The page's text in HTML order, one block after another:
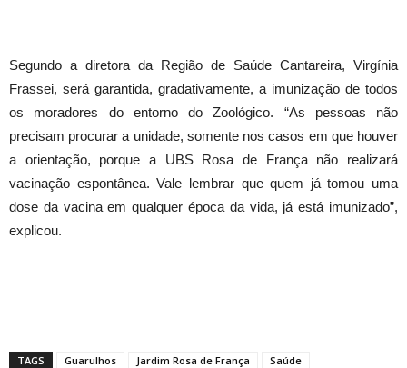
Segundo a diretora da Região de Saúde Cantareira, Virgínia
Frassei, será garantida, gradativamente, a imunização de todos
os moradores do entorno do Zoológico. “As pessoas não
precisam procurar a unidade, somente nos casos em que houver
a orientação, porque a UBS Rosa de França não realizará
vacinação espontânea. Vale lembrar que quem já tomou uma
dose da vacina em qualquer época da vida, já está imunizado”,
explicou.
TAGS Guarulhos Jardim Rosa de França Saúde